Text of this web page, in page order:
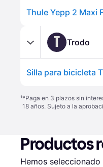
Thule Yepp 2 Maxi
T Trodo
Silla para bicicleta
¹*Paga en 3 plazos sin
18 años. Sujeto a la
Productos
Hemos